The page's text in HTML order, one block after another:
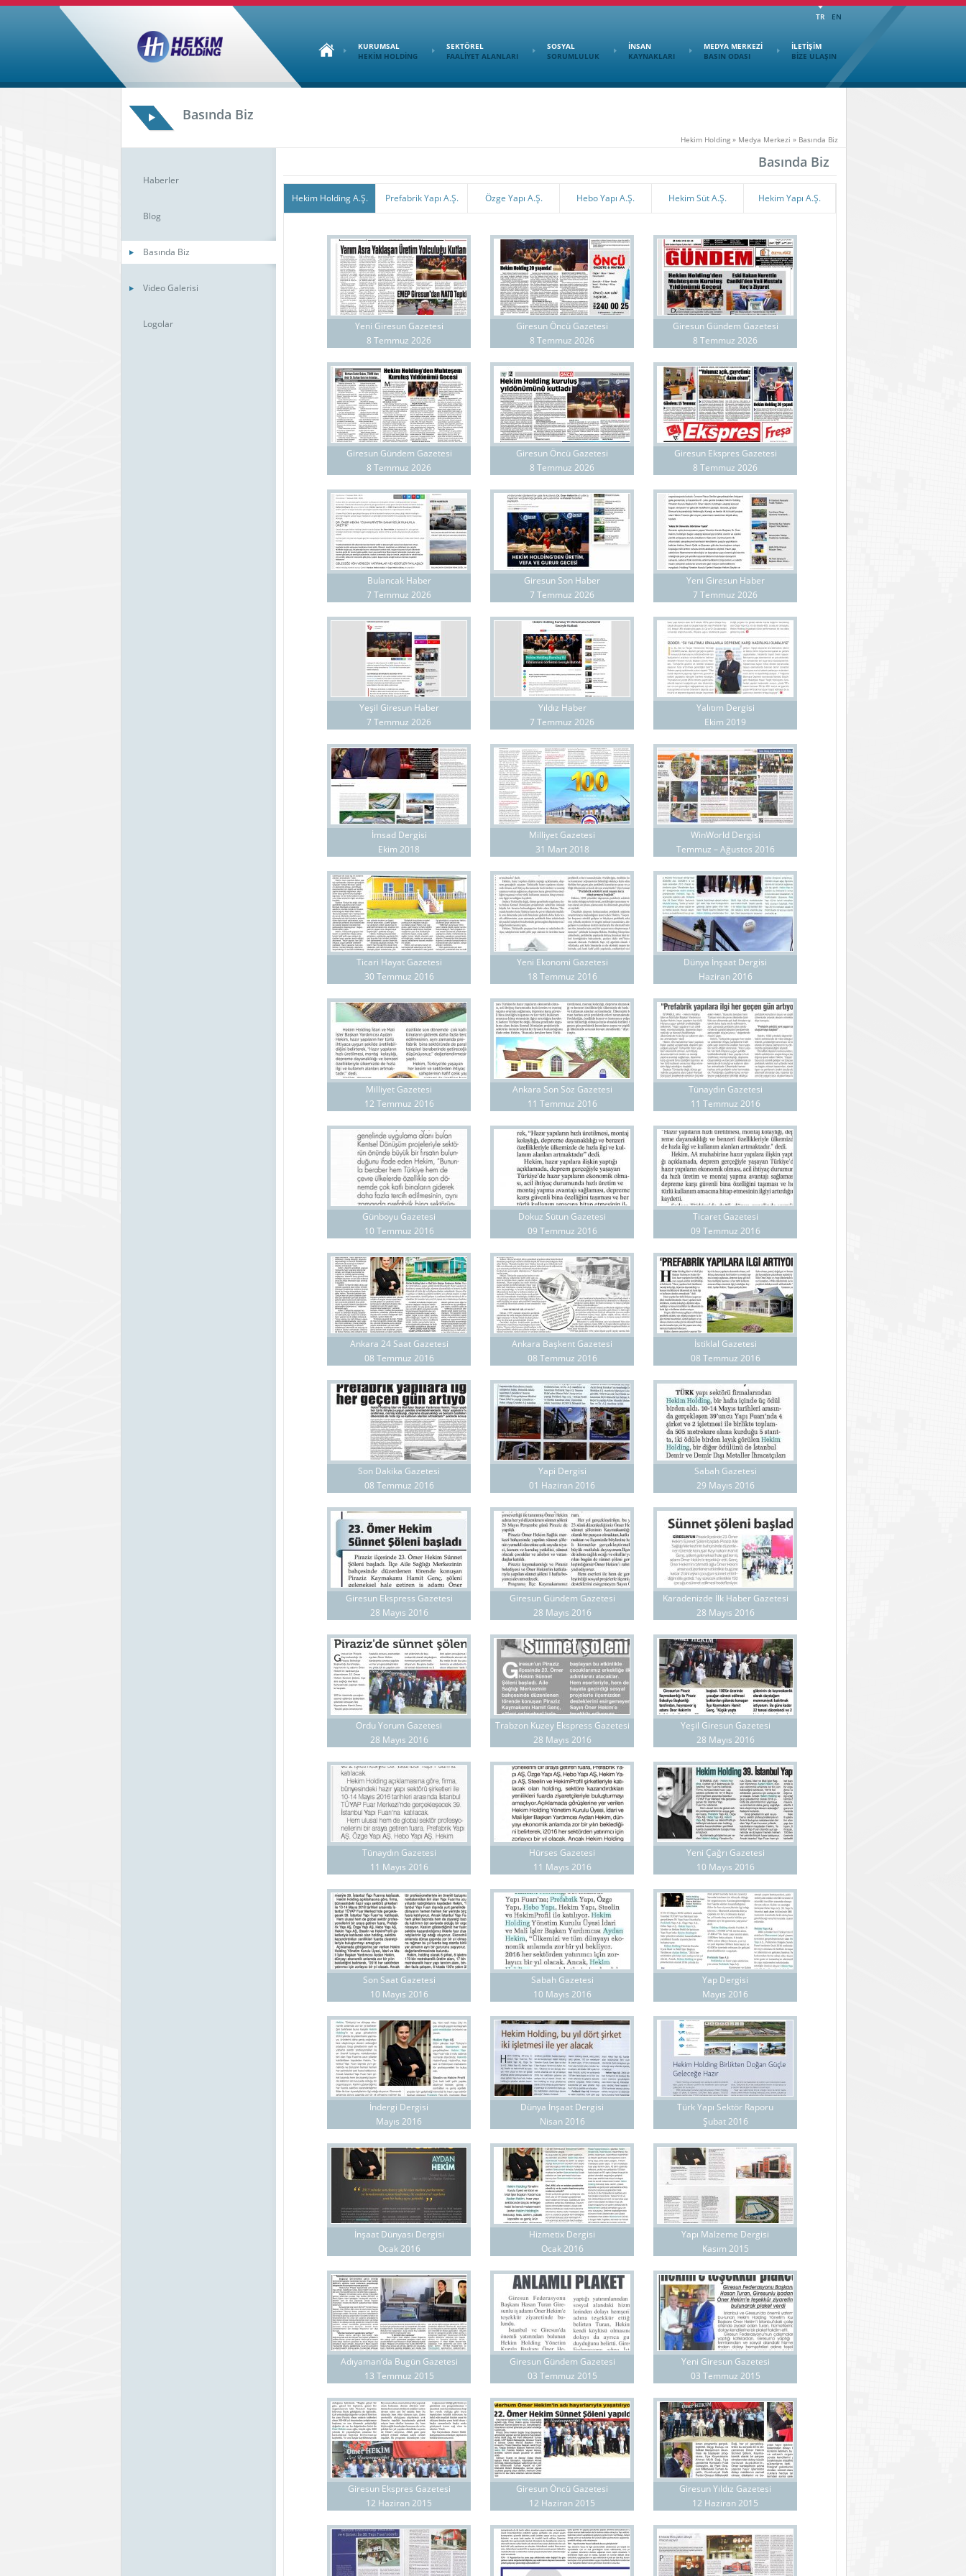
TR EN
KURUMSAL
HEKİM HOLDİNG
SEKTÖREL
FAALİYET ALANLARI
SOSYAL
SORUMLULUK
İNSAN
KAYNAKLARI
MEDYA MERKEZİ
BASIN ODASI
İLETİŞİM
BİZE ULAŞIN
Basında Biz
Hekim Holding » Medya Merkezi » Basında Biz
Haberler
Blog
Basında Biz
Video Galerisi
Logolar
Basında Biz
Hekim Holding A.Ş. Prefabrik Yapı A.Ş. Özge Yapı A.Ş. Hebo Yapı A.Ş. Hekim Süt A.Ş. Hekim Yapı A.Ş.
Yeni Giresun Gazetesi
8 Temmuz 2026
Giresun Öncü Gazetesi
8 Temmuz 2026
Giresun Gündem Gazetesi
8 Temmuz 2026
Giresun Gündem Gazetesi
8 Temmuz 2026
Giresun Öncü Gazetesi
8 Temmuz 2026
Giresun Ekspres Gazetesi
8 Temmuz 2026
Bulancak Haber
7 Temmuz 2026
Giresun Son Haber
7 Temmuz 2026
Yeni Giresun Haber
7 Temmuz 2026
Yeşil Giresun Haber
7 Temmuz 2026
Yıldız Haber
7 Temmuz 2026
Yalıtım Dergisi
Ekim 2019
İmsad Dergisi
Ekim 2018
Milliyet Gazetesi
31 Mart 2018
WinWorld Dergisi
Temmuz – Ağustos 2016
Ticari Hayat Gazetesi
30 Temmuz 2016
Yeni Ekonomi Gazetesi
18 Temmuz 2016
Dünya İnşaat Dergisi
Haziran 2016
Milliyet Gazetesi
12 Temmuz 2016
Ankara Son Söz Gazetesi
11 Temmuz 2016
Tünaydın Gazetesi
11 Temmuz 2016
Günboyu Gazetesi
10 Temmuz 2016
Dokuz Sütun Gazetesi
09 Temmuz 2016
Ticaret Gazetesi
09 Temmuz 2016
Ankara 24 Saat Gazetesi
08 Temmuz 2016
Ankara Başkent Gazetesi
08 Temmuz 2016
İstiklal Gazetesi
08 Temmuz 2016
Son Dakika Gazetesi
08 Temmuz 2016
Yapi Dergisi
01 Haziran 2016
Sabah Gazetesi
29 Mayıs 2016
Giresun Ekspress Gazetesi
28 Mayıs 2016
Giresun Gündem Gazetesi
28 Mayıs 2016
Karadenizde İlk Haber Gazetesi
28 Mayıs 2016
Ordu Yorum Gazetesi
28 Mayıs 2016
Trabzon Kuzey Ekspress Gazetesi
28 Mayıs 2016
Yeşil Giresun Gazetesi
28 Mayıs 2016
Tünaydın Gazetesi
11 Mayıs 2016
Hürses Gazetesi
11 Mayıs 2016
Yeni Çağrı Gazetesi
10 Mayıs 2016
Son Saat Gazetesi
10 Mayıs 2016
Sabah Gazetesi
10 Mayıs 2016
Yap Dergisi
Mayıs 2016
İndergi Dergisi
Mayıs 2016
Dünya İnşaat Dergisi
Nisan 2016
Türk Yapı Sektör Raporu
Şubat 2016
İnşaat Dünyası Dergisi
Ocak 2016
Hizmetix Dergisi
Ocak 2016
Yapı Malzeme Dergisi
Kasım 2015
Adıyaman’da Bugün Gazetesi
13 Temmuz 2015
Giresun Gündem Gazetesi
03 Temmuz 2015
Yeni Giresun Gazetesi
03 Temmuz 2015
Giresun Ekspres Gazetesi
12 Haziran 2015
Giresun Öncü Gazetesi
12 Haziran 2015
Giresun Yıldız Gazetesi
12 Haziran 2015